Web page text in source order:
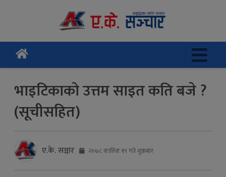
भाइटिकाकाे उत्तम साइत कति बजे ?
(सूचीसहित)
ए.के. सञ्चार २०७८ कात्तिक १९ गते शुक्रबार